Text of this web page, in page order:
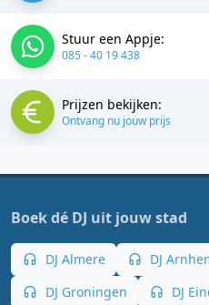
Stuur een Appje:
085 - 40 19 438
Prijzen bekijken:
Ontvang nu jouw prijs
Boek dé DJ uit jouw stad
DJ Almere DJ
DJ Groningen
DJ